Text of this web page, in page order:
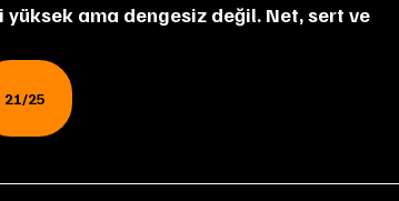
ama dengesiz değil. Net, sert ve
21/25